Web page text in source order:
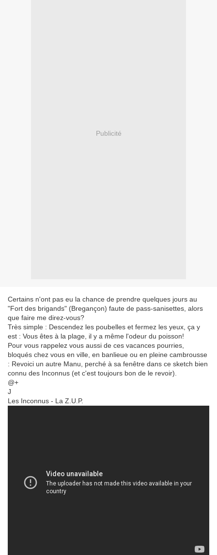
Publicité
Certains n'ont pas eu la chance de prendre quelques jours au
"Fort des brigands" (Bregançon) faute de pass-sanisettes, alors
que faire me direz-vous?
Très simple : Descendez les poubelles et fermez les yeux, ça y
est : Vous êtes à la plage, il y a même l'odeur du poisson!
Pour vous rappelez vous aussi de ces vacances pourries,
bloqués chez vous en ville, en banlieue ou en pleine cambrousse
: Revoici un autre Manu, perché à sa fenêtre dans ce sketch bien
connu des Inconnus (et c'est toujours bon de le revoir).
@+
J
Les Inconnus - La Z.U.P.